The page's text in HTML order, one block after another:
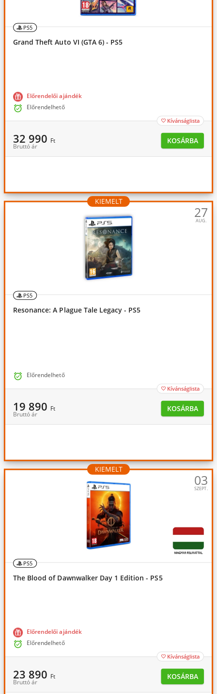
PS5
Grand Theft Auto VI (GTA 6) - PS5
Előrendelői ajándék
 Előrendelhető
 Kívánságlista
32 990 Ft
Bruttó ár
KOSÁRBA
KIEMELT
27
AUG.
PS5
Resonance: A Plague Tale Legacy - PS5
 Előrendelhető
 Kívánságlista
19 890 Ft
Bruttó ár
KOSÁRBA
KIEMELT
03
SZEPT.
PS5
The Blood of Dawnwalker Day 1 Edition - PS5
Előrendelői ajándék
 Előrendelhető
 Kívánságlista
23 890 Ft
Bruttó ár
KOSÁRBA